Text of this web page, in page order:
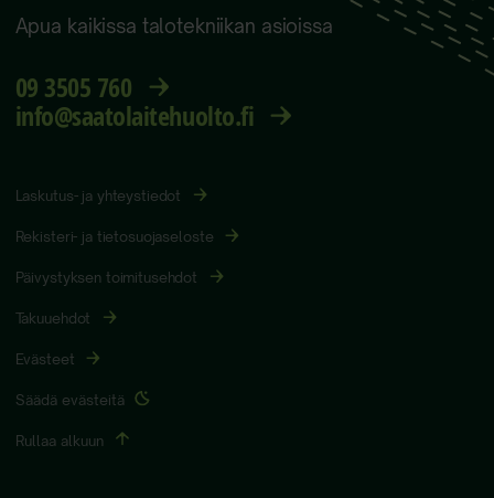
Apua kaikissa talotekniikan asioissa
09 3505 760
info@saatolaitehuolto.fi
Laskutus- ja yhteystiedot
Rekisteri- ja tietosuojaseloste
Päivystyksen toimitusehdot
Takuuehdot
Evästeet
Säädä evästeitä
Rullaa alkuun